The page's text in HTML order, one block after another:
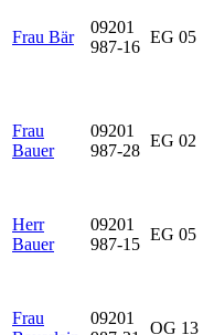
Frau Bär
09201
987-16
EG 05
Frau
Bauer
09201
987-28
EG 02
Herr
Bauer
09201
987-15
EG 05
Frau
09201
OG 13